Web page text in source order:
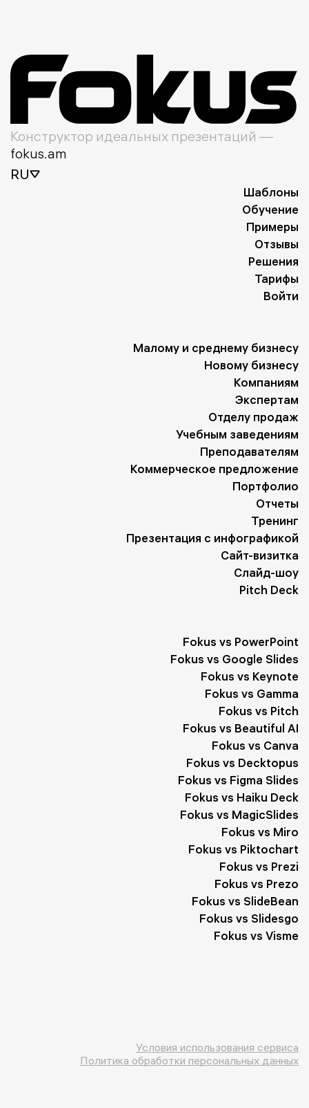
Конструктор идеальных презентаций —
fokus.am
RU
Шаблоны
Обучение
Примеры
Отзывы
Решения
Тарифы
Войти
Малому и среднему бизнесу
Новому бизнесу
Компаниям
Экспертам
Отделу продаж
Учебным заведениям
Преподавателям
Коммерческое предложение
Портфолио
Отчеты
Тренинг
Презентация с инфографикой
Сайт-визитка
Слайд-шоу
Pitch Deck
Fokus vs PowerPoint
Fokus vs Google Slides
Fokus vs Keynote
Fokus vs Gamma
Fokus vs Pitch
Fokus vs Beautiful AI
Fokus vs Canva
Fokus vs Decktopus
Fokus vs Figma Slides
Fokus vs Haiku Deck
Fokus vs MagicSlides
Fokus vs Miro
Fokus vs Piktochart
Fokus vs Prezi
Fokus vs Prezo
Fokus vs SlideBean
Fokus vs Slidesgo
Fokus vs Visme
Условия использования сервиса
Политика обработки персональных данных